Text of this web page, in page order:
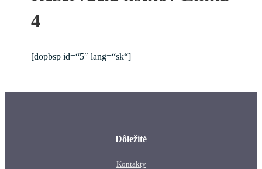
4
[dopbsp id=“5″ lang=“sk“]
Dôležité
Kontakty